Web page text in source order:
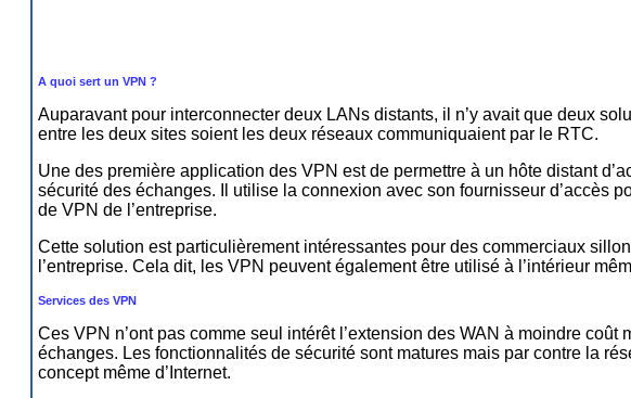
A quoi sert un VPN ?
Auparavant pour interconnecter deux LANs distants, il n’y avait que deux
entre les deux sites soient les deux réseaux communiquaient par le RTC.
Une des première application des VPN est de permettre à un hôte distant
sécurité des échanges. Il utilise la connexion avec son fournisseur d’accès
de VPN de l’entreprise.
Cette solution est particulièrement intéressantes pour des commerciaux
l’entreprise. Cela dit, les VPN peuvent également être utilisé à l’intérieur
Services des VPN
Ces VPN n’ont pas comme seul intérêt l’extension des WAN à moindre
échanges. Les fonctionnalités de sécurité sont matures mais par contre la
concept même d’Internet.